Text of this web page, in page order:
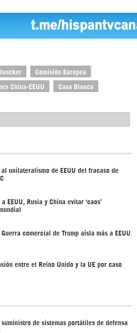
Comisión Europea
China-EEUU Casa Blanca
al unilateralismo de EEUU del fracaso de
a EEUU, Rusia y China evitar ‘caos’
comercial de Trump aísla más a EEUU
entre el Reino Unido y la UE por caso
suministro de sistemas portátiles de defensa